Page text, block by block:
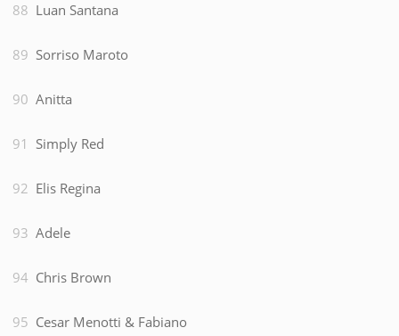
Luan Santana
Sorriso Maroto
Anitta
Simply Red
Elis Regina
Adele
Chris Brown
Cesar Menotti & Fabiano